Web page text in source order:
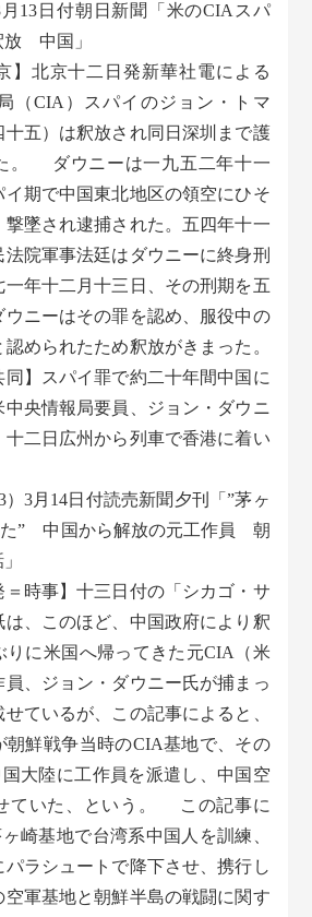
13日付朝日新聞「米のCIAスパ
放 中国」
】北京十二日発新華社電による
（CIA）スパイのジョン・トマ
十五）は釈放され同日深圳まで護
。 ダウニーは一九五二年十一
イ期で中国東北地区の領空にひそ
墜され逮捕された。五四年十一
法院軍事法廷はダウニーに終身刑
年十二月十三日、その刑期を五
ニーはその罪を認め、服役中の
められたため釈放がきまった。
同】スパイ罪で約二十年間中国に
央情報局要員、ジョン・ダウニ
十二日広州から列車で香港に着い
3月14日付読売新聞夕刊「”茅ヶ
た” 中国から解放の元工作員 朝
＝時事】十三日付の「シカゴ・サ
は、このほど、中国政府により釈
りに米国へ帰ってきた元CIA（米
、ジョン・ダウニー氏が捕まっ
ているが、この記事によると、
朝鮮戦争当時のCIA基地で、その
大陸に工作員を派遣し、中国空
ていた、という。 この記事に
崎基地で台湾系中国人を訓練、
ラシュートで降下させ、携行し
空軍基地と朝鮮半島の戦闘に関す